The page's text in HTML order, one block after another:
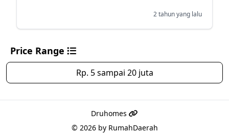
2 tahun yang lalu
Price Range
Rp. 5 sampai 20 juta
Druhomes
© 2026 by RumahDaerah